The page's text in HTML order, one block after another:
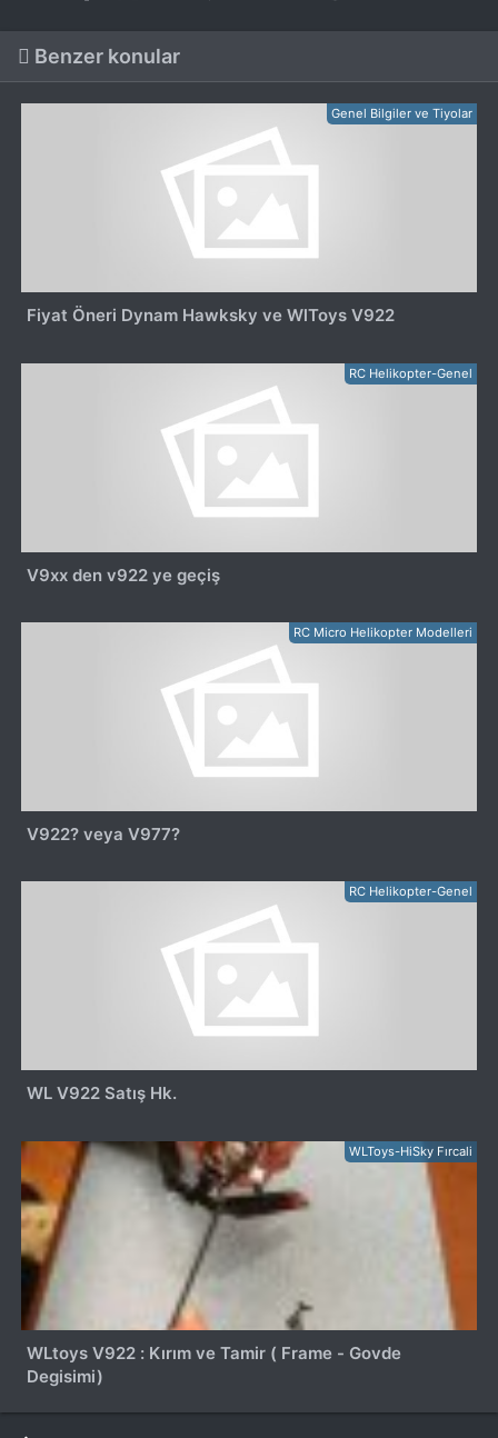
Benzer konular
Genel Bilgiler ve Tiyolar
Fiyat Öneri Dynam Hawksky ve WlToys V922
RC Helikopter-Genel
V9xx den v922 ye geçiş
RC Micro Helikopter Modelleri
V922? veya V977?
RC Helikopter-Genel
WL V922 Satış Hk.
WLToys-HiSky Fırcali
WLtoys V922 : Kırım ve Tamir ( Frame - Govde
Degisimi)